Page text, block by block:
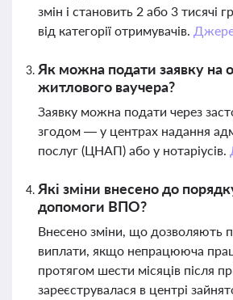
змін і становить 2 або 3 тисячі
від категорії отримувачів.
Як можна подати заявку на
житлового ваучера?
Заявку можна подати через
згодом — у центрах надання
послуг (ЦНАП) або у нотаріусів.
Які зміни внесено до
допомоги ВПО?
Внесено зміни, що дозволяють
виплати, якщо непрацююча
протягом шести місяців після
зареєструвалася в центрі